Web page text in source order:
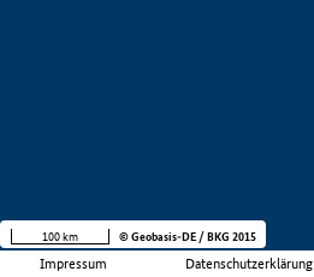
Impressum Datenschutzerklärung
100 km © Geobasis-DE / BKG 2015